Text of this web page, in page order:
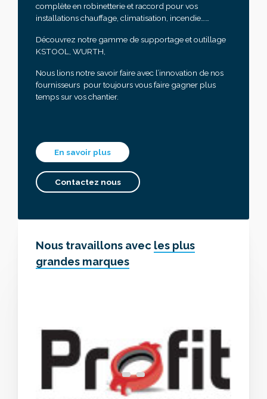
complète en robinetterie et raccord pour vos
installations chauffage, climatisation, incendie……
Découvrez notre gamme de supportage et outillage
KSTOOL, WURTH,
Nous lions notre savoir faire avec l’innovation de nos
fournisseurs pour toujours vous faire gagner plus
temps sur vos chantier.
En savoir plus
Contactez nous
Nous travaillons avec les plus
grandes marques